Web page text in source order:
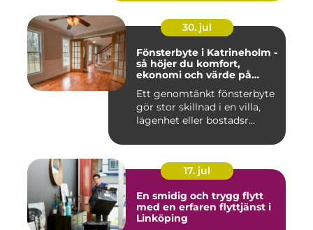
30. jul
Fönsterbyte i Katrineholm -
så höjer du komfort,
ekonomi och värde på
Ett genomtänkt fönsterbyte
gör stor skillnad i en villa,
lägenhet eller bostadsr...
17. jul
En smidig och trygg flytt
med en erfaren flyttjänst i
Linköping